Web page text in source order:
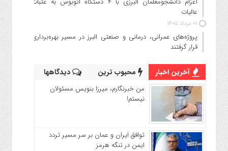
عالیات
۰۱ مرداد ۱۴۰۵
پروژه‌های عمرانی، درمانی و صنعتی البرز در مسیر بهره‌برداری
قرار گرفتند
آخرین اخبار محبوب ترین دیدگاهها
من خبرنگارم، میرزا بنویس مسئولان
نیستم!
توافق ایران و عمان بر سر مسیر تردد
ایمن در تنگه هرمز